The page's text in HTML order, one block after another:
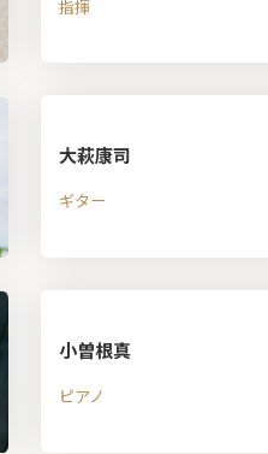
指揮
大萩康司
ギター
小曽根真
ピアノ